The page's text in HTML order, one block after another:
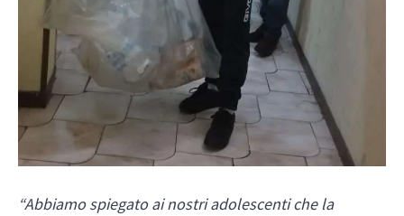
“Abbiamo spiegato ai nostri adolescenti che la